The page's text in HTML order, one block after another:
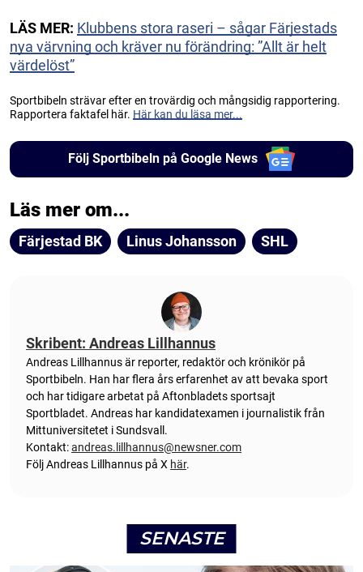
LÄS MER: Klubbens stora raseri – sågar Färjestads
nya värvning och kräver nu förändring: ”Allt är helt
värdelöst”
Sportbibeln strävar efter en trovärdig och mångsidig rapportering.
Rapportera faktafel här. Här kan du läsa mer...
Följ Sportbibeln på Google News
Läs mer om...
Färjestad BK Linus Johansson SHL
Skribent: Andreas Lillhannus
Andreas Lillhannus är reporter, redaktör och krönikör på
Sportbibeln. Han har flera års erfarenhet av att bevaka sport
och har tidigare arbetat på Aftonbladets sportsajt
Sportbladet. Andreas har kandidatexamen i journalistik från
Mittuniversitetet i Sundsvall.
Kontakt:andreas.lillhannus@newsner.com
Följ Andreas Lillhannus på X här.
SENASTE